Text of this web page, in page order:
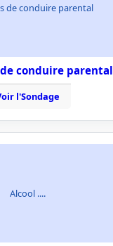
de conduire parental
conduire parental
l'Sondage
Alcool ....